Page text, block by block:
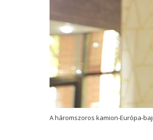
A háromszoros kamion-Európa-